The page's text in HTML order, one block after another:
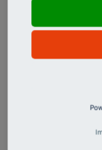
qualifiziert.
Dafür werden
Vorschlägen
Themen
"Fehler- und
abrufbaren
(kurze Live-